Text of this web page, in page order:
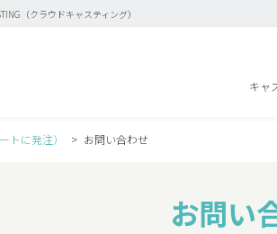
（クラウドキャスティング）
キャ
トに発注） お問い合わせ
お問い